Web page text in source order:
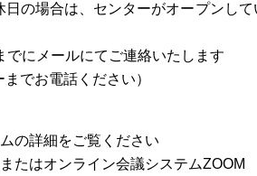
の場合は、センターがオープンして
にメールにてご連絡いたします
でお電話ください）
の詳細をご覧ください
たはオンライン会議システムZOOM